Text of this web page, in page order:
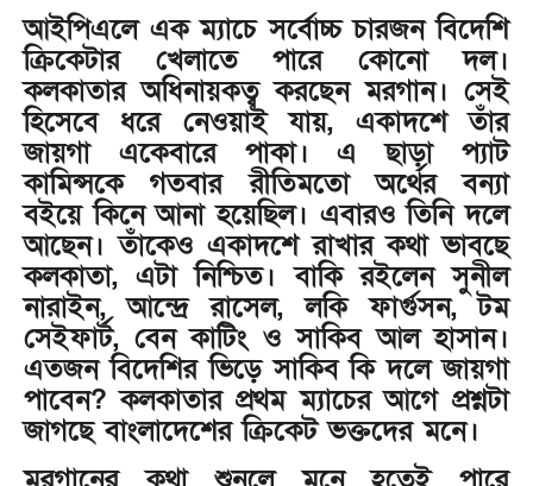
আইপিএলে এক ম্যাচে সর্বোচ্চ চারজন বিদেশি
ক্রিকেটার খেলাতে পারে কোনো দল।
কলকাতার অধিনায়কত্ব করছেন মরগান। সেই
হিসেবে ধরে নেওয়াই যায়, একাদশে তাঁর
জায়গা একেবারে পাকা। এ ছাড়া প্যাট
কামিন্সকে গতবার রীতিমতো অর্থের বন্যা
বইয়ে কিনে আনা হয়েছিল। এবারও তিনি দলে
আছেন। তাঁকেও একাদশে রাখার কথা ভাবছে
কলকাতা, এটা নিশ্চিত। বাকি রইলেন সুনীল
নারাইন, আন্দ্রে রাসেল, লকি ফার্গুসন, টম
সেইফার্ট, বেন কাটিং ও সাকিব আল হাসান।
এতজন বিদেশির ভিড়ে সাকিব কি দলে জায়গা
পাবেন? কলকাতার প্রথম ম্যাচের আগে প্রশ্নটা
জাগছে বাংলাদেশের ক্রিকেট ভক্তদের মনে।